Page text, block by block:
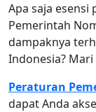
Apa saja
Pemerintah
dampaknya
Indonesia?
Peraturan
dapat Anda